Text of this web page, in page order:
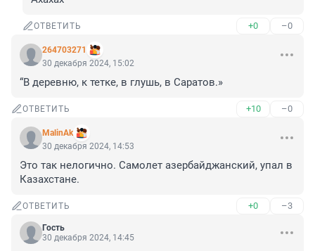
ОТВЕТИТЬ +0 –0
264703271
30 декабря 2024, 15:02
“В деревню, к тетке, в глушь, в Саратов.»
ОТВЕТИТЬ +10 –0
MalinAk
30 декабря 2024, 14:53
Это так нелогично. Самолет азербайджанский, упал в
Казахстане.
ОТВЕТИТЬ +0 –3
Гость
30 декабря 2024, 14:45